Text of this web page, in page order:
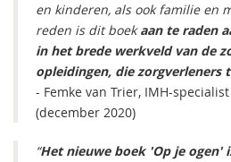
en kinderen, als ook familie en
reden is dit boekaan te raden
in het brede werkveld van de
opleidingen, die zorgverleners
- Femke van Trier, IMH-
(december 2020)
“Het nieuwe boek 'Op je ogen'